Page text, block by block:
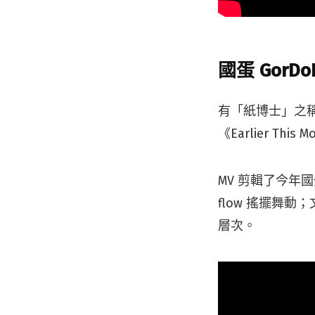
國蛋
有「紙博士」之
《Earlier This
MV 剪輯了今年
flow 搖擺舞動；
層次。